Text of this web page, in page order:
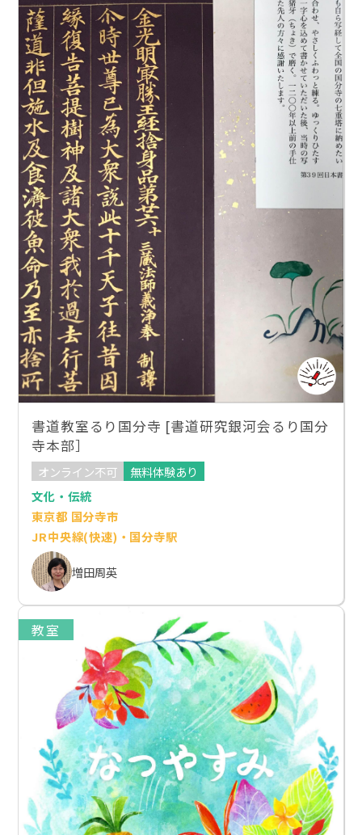
書道教室るり国分寺 [書道研究銀河会るり国分
寺本部］
オンライン不可
無料体験あり
文化・伝統
東京都 国分寺市
JR中央線(快速)・国分寺駅
増田周英
教室